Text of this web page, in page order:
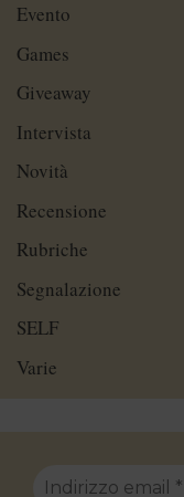
Evento
Games
Giveaway
Intervista
Novità
Recensione
Rubriche
Segnalazione
SELF
Varie